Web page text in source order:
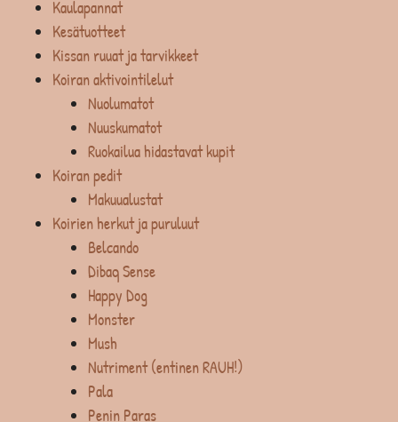
Kaulapannat
Kesätuotteet
Kissan ruuat ja tarvikkeet
Koiran aktivointilelut
Nuolumatot
Nuuskumatot
Ruokailua hidastavat kupit
Koiran pedit
Makuualustat
Koirien herkut ja puruluut
Belcando
Dibaq Sense
Happy Dog
Monster
Mush
Nutriment (entinen RAUH!)
Pala
Penin Paras